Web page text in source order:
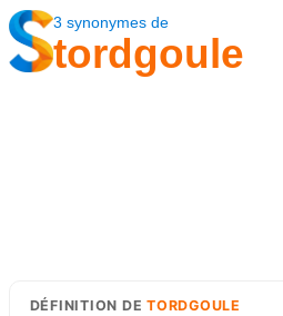
3 synonymes de
tordgoule
DÉFINITION DETORDGOULE